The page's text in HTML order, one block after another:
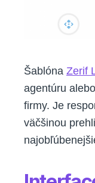
Šablóna Zerif
agentúru
firmy. Je
väčšinou